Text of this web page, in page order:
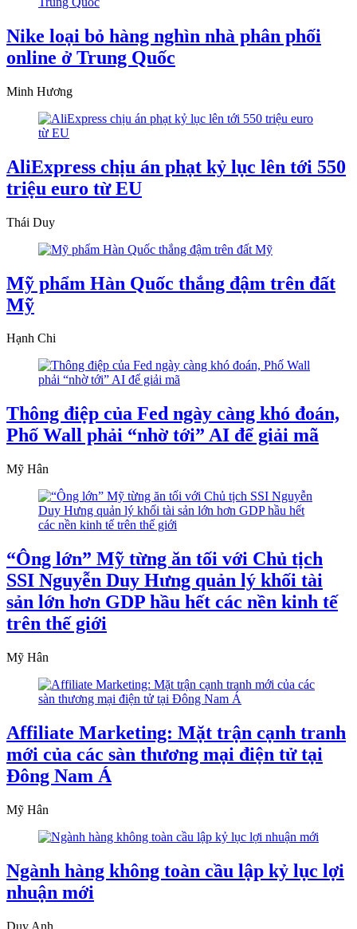
Nike loại bỏ hàng nghìn nhà phân phối
online ở Trung Quốc
Minh Hương
AliExpress chịu án phạt kỷ lục lên tới 550
triệu euro từ EU
Thái Duy
Mỹ phẩm Hàn Quốc thắng đậm trên đất
Mỹ
Hạnh Chi
Thông điệp của Fed ngày càng khó đoán,
Phố Wall phải “nhờ tới” AI để giải mã
Mỹ Hân
“Ông lớn” Mỹ từng ăn tối với Chủ tịch
SSI Nguyễn Duy Hưng quản lý khối tài
sản lớn hơn GDP hầu hết các nền kinh tế
trên thế giới
Mỹ Hân
Affiliate Marketing: Mặt trận cạnh tranh
mới của các sàn thương mại điện tử tại
Đông Nam Á
Mỹ Hân
Ngành hàng không toàn cầu lập kỷ lục lợi
nhuận mới
Duy Anh